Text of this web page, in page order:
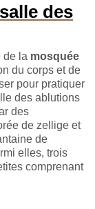
des
de la mosquée
du corps et de
pour pratiquer
des ablutions
des
de zellige et
de
elles, trois
comprenant